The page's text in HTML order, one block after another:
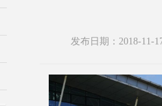
发布日期：2018-11-